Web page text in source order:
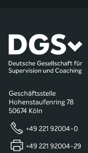
Geschäftsstelle
Hohenstaufenring 78
50674 Köln
+49 221 92004-0
+49 221 92004-29